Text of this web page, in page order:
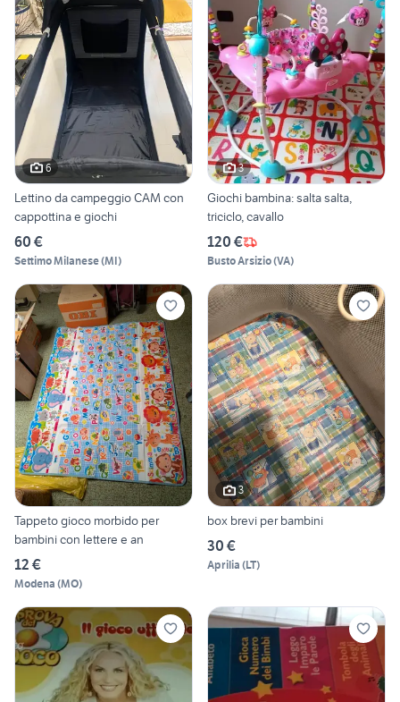
6
Lettino da campeggio CAM con
cappottina e giochi
60 €
Settimo Milanese(MI)
3
Giochi bambina: salta salta,
triciclo, cavallo
120 €
Busto Arsizio(VA)
Tappeto gioco morbido per
bambini con lettere e an
12 €
Modena (MO)
3
box brevi per bambini
30 €
Aprilia (LT)